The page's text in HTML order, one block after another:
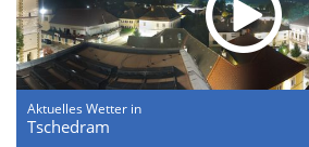
Aktuelles Wetter in
Tschedram